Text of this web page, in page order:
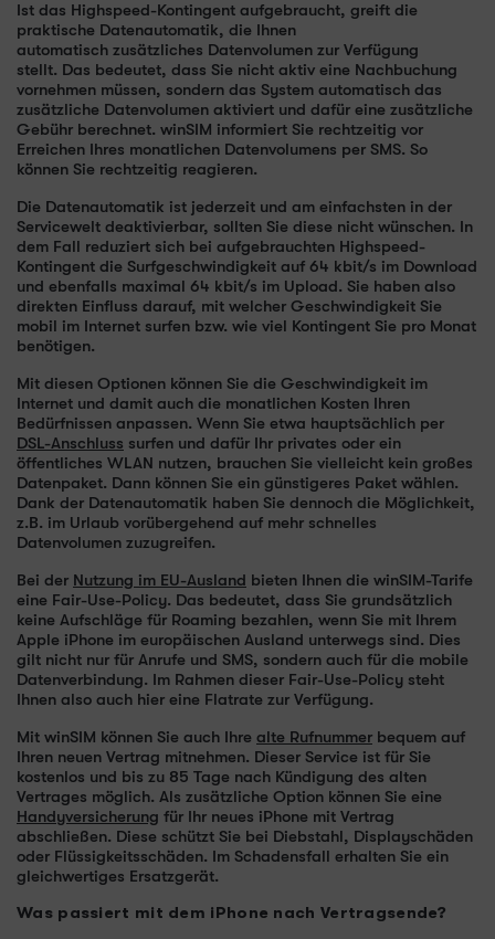
Ist das Highspeed-Kontingent aufgebraucht, greift die
praktische Datenautomatik, die Ihnen
automatisch zusätzliches Datenvolumen zur Verfügung
stellt. Das bedeutet, dass Sie nicht aktiv eine Nachbuchung
vornehmen müssen, sondern das System automatisch das
zusätzliche Datenvolumen aktiviert und dafür eine zusätzliche
Gebühr berechnet. winSIM informiert Sie rechtzeitig vor
Erreichen Ihres monatlichen Datenvolumens per SMS. So
können Sie rechtzeitig reagieren.
Die Datenautomatik ist jederzeit und am einfachsten in der
Servicewelt deaktivierbar, sollten Sie diese nicht wünschen. In
dem Fall reduziert sich bei aufgebrauchten Highspeed-
Kontingent die Surfgeschwindigkeit auf 64 kbit/s im Download
und ebenfalls maximal 64 kbit/s im Upload. Sie haben also
direkten Einfluss darauf, mit welcher Geschwindigkeit Sie
mobil im Internet surfen bzw. wie viel Kontingent Sie pro Monat
benötigen.
Mit diesen Optionen können Sie die Geschwindigkeit im
Internet und damit auch die monatlichen Kosten Ihren
Bedürfnissen anpassen. Wenn Sie etwa hauptsächlich per
DSL-Anschluss surfen und dafür Ihr privates oder ein
öffentliches WLAN nutzen, brauchen Sie vielleicht kein großes
Datenpaket. Dann können Sie ein günstigeres Paket wählen.
Dank der Datenautomatik haben Sie dennoch die Möglichkeit,
z.B. im Urlaub vorübergehend auf mehr schnelles
Datenvolumen zuzugreifen.
Bei der Nutzung im EU-Ausland bieten Ihnen die winSIM-Tarife
eine Fair-Use-Policy. Das bedeutet, dass Sie grundsätzlich
keine Aufschläge für Roaming bezahlen, wenn Sie mit Ihrem
Apple iPhone im europäischen Ausland unterwegs sind. Dies
gilt nicht nur für Anrufe und SMS, sondern auch für die mobile
Datenverbindung. Im Rahmen dieser Fair-Use-Policy steht
Ihnen also auch hier eine Flatrate zur Verfügung.
Mit winSIM können Sie auch Ihre alte Rufnummer bequem auf
Ihren neuen Vertrag mitnehmen. Dieser Service ist für Sie
kostenlos und bis zu 85 Tage nach Kündigung des alten
Vertrages möglich. Als zusätzliche Option können Sie eine
Handyversicherung für Ihr neues iPhone mit Vertrag
abschließen. Diese schützt Sie bei Diebstahl, Displayschäden
oder Flüssigkeitsschäden. Im Schadensfall erhalten Sie ein
gleichwertiges Ersatzgerät.
Was passiert mit dem iPhone nach Vertragsende?